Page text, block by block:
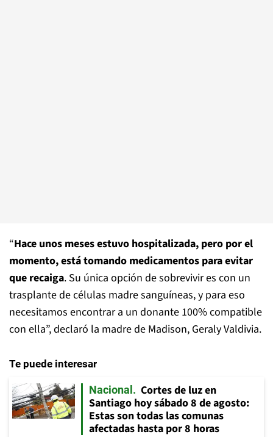
“Hace unos meses estuvo hospitalizada, pero por el
momento, está tomando medicamentos para evitar
que recaiga. Su única opción de sobrevivir es con un
trasplante de células madre sanguíneas, y para eso
necesitamos encontrar a un donante 100% compatible
con ella”, declaró la madre de Madison, Geraly Valdivia.
Te puede interesar
Nacional
Cortes de luz en
Santiago hoy sábado 8 de agosto:
Estas son todas las comunas
afectadas hasta por 8 horas